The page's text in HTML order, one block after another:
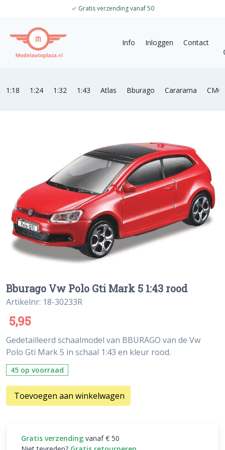
✓ Gratis verzending vanaf 50
Info Inloggen
Contact
1:18 1:24 1:32 1:43 Atlas Bburago Cararama CMC
Bburago Vw Polo Gti Mark 5 1:43 rood
Artikelnr: 18-30233R
5,95
Gedetailleerd schaalmodel van BBURAGO van de Vw
Polo Gti Mark 5 in schaal 1:43 en kleur rood.
45 op voorraad
Toevoegen aan winkelwagen
Gratis verzending vanaf € 50